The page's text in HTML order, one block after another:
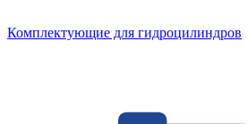
Комплектующие для гидроцилиндров